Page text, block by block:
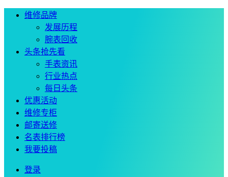
维修品牌
发展历程
腕表回收
头条抢先看
手表资讯
行业热点
每日头条
优惠活动
维修专柜
邮寄送修
名表排行榜
我要投稿
登录